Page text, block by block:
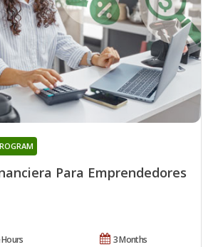
Para Emprendedores
3 Months